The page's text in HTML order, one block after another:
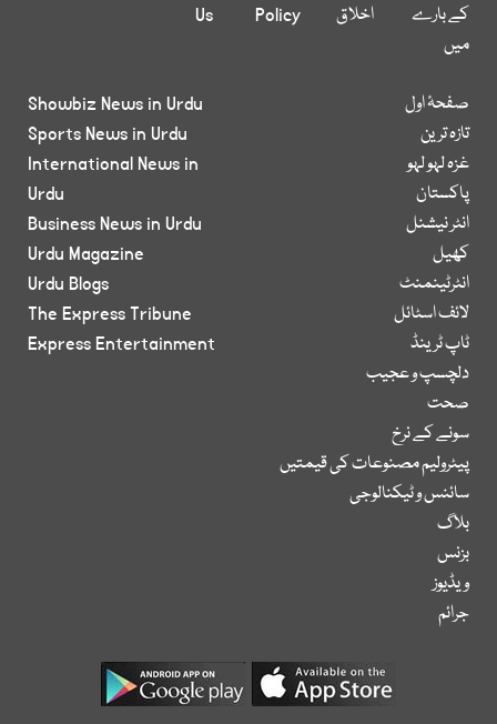
کے بارے
میں
اخلاق
Policy
Us
صفحۂ اول
تازہ ترین
غزہ لہو لہو
پاکستان
انٹر نیشنل
کھیل
انٹرٹینمنٹ
لائف اسٹائل
ٹاپ ٹرینڈ
دلچسپ و عجیب
صحت
سونے کے نرخ
پیٹرولیم مصنوعات کی قیمتیں
سائنس و ٹیکنالوجی
بلاگ
بزنس
ویڈیوز
جرائم
Showbiz News in Urdu
Sports News in Urdu
International News in
Urdu
Business News in Urdu
Urdu Magazine
Urdu Blogs
The Express Tribune
Express Entertainment